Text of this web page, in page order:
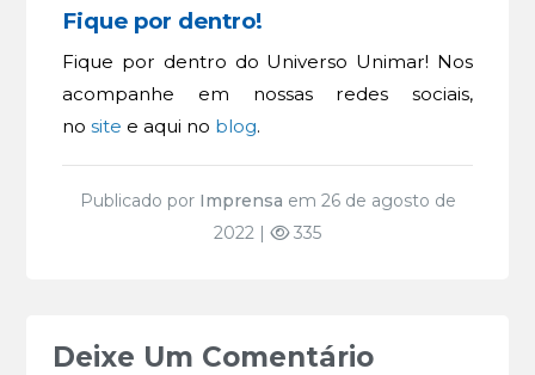
Fique por dentro!
Fique por dentro do Universo Unimar! Nos
acompanhe em nossas redes sociais,
nosite e aqui no blog.
Publicado por Imprensa em 26 de agosto de
2022 |
335
Deixe Um Comentário